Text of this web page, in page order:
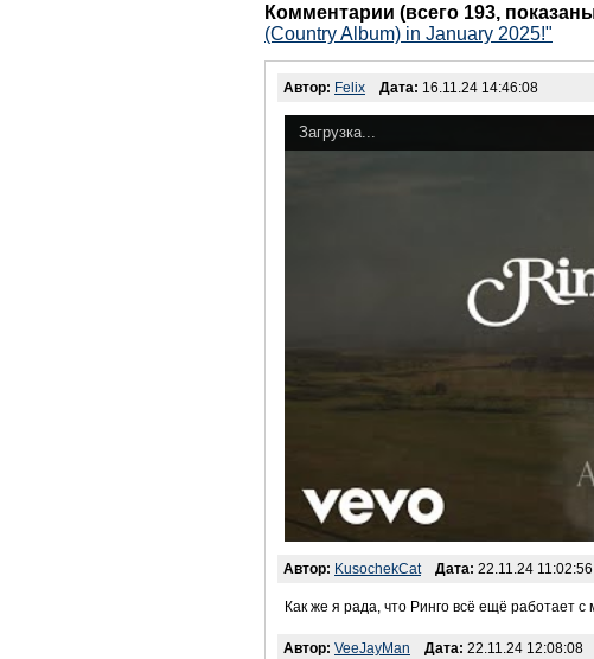
Комментарии (всего 193,
(Country Album) in January 2025!"
Автор: Felix Дата: 16.11.24 14:46:08
Загрузка...
Автор: KusochekCat Дата: 22.11.24 11:02:56
Как же я рада, что Ринго всё ещё работает с
Автор: VeeJayMan Дата: 22.11.24 12:08:08